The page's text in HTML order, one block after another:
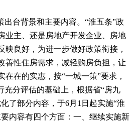
台背景和主要内容。“淮五条”政
业主、还是房地产开发企业、房地
映良好，为进一步做好政策衔接，
善性住房需求，减轻购房负担，让
在在的实惠，按“一城一策”要求，
充分评估的基础上，根据省“房九
了部分内容，于6月1日起实施“淮
内容有四个方面：一、继续实施新